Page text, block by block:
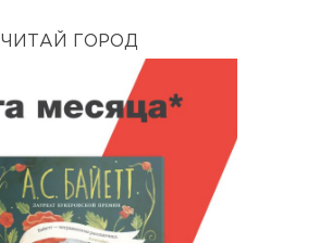
ЧИТАЙ ГОРОД